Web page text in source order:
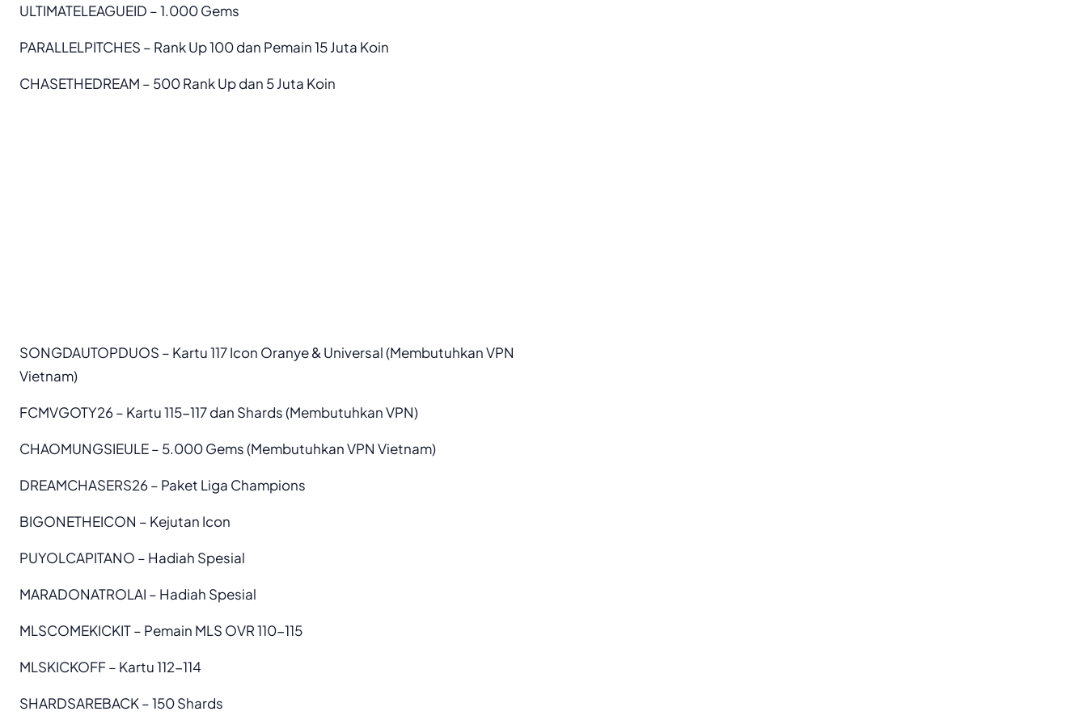
ULTIMATELEAGUEID – 1.000 Gems
PARALLELPITCHES – Rank Up 100 dan Pemain 15 Juta Koin
CHASETHEDREAM – 500 Rank Up dan 5 Juta Koin
SONGDAUTOPDUOS – Kartu 117 Icon Oranye & Universal (Membutuhkan VPN
Vietnam)
FCMVGOTY26 – Kartu 115-117 dan Shards (Membutuhkan VPN)
CHAOMUNGSIEULE – 5.000 Gems (Membutuhkan VPN Vietnam)
DREAMCHASERS26 – Paket Liga Champions
BIGONETHEICON – Kejutan Icon
PUYOLCAPITANO – Hadiah Spesial
MARADONATROLAI – Hadiah Spesial
MLSCOMEKICKIT – Pemain MLS OVR 110-115
MLSKICKOFF – Kartu 112-114
SHARDSAREBACK – 150 Shards